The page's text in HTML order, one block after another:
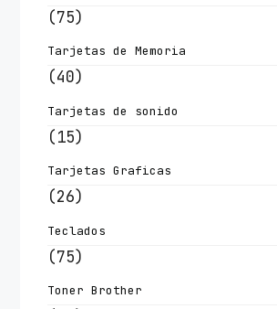
(75)
Tarjetas de Memoria
(40)
Tarjetas de sonido
(15)
Tarjetas Graficas
(26)
Teclados
(75)
Toner Brother